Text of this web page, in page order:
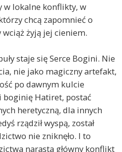
w lokalne konflikty, w
chcą zapomnieć o
wciąż żyją jej cieniem.
staje się Serce Bogini. Nie
nie jako magiczny artefakt,
po dawnym kulcie
boginię Hatiret, postać
heretyczną, dla innych
rządził wyspą, został
nie zniknęło. I to
narasta główny konflikt